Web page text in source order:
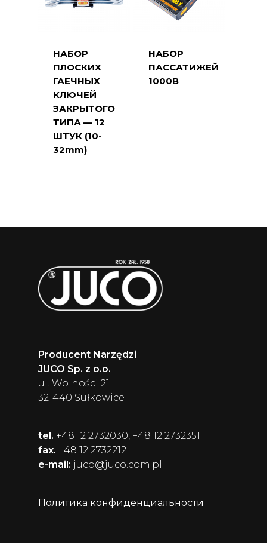
НАБОР
ПЛОСКИХ
ГАЕЧНЫХ
КЛЮЧЕЙ
ЗАКРЫТОГО
ТИПА — 12
ШТУК (10-
32mm)
НАБОР
ПАССАТИЖЕЙ
1000В
Producent Narzędzi
JUCO Sp. z o.o.
ul. Wolności 21
32-440 Sułkowice
tel. +48 12 2732030, +48 12 2732351
fax. +48 12 2732212
e-mail: juco@juco.com.pl
Политика конфиденциальности